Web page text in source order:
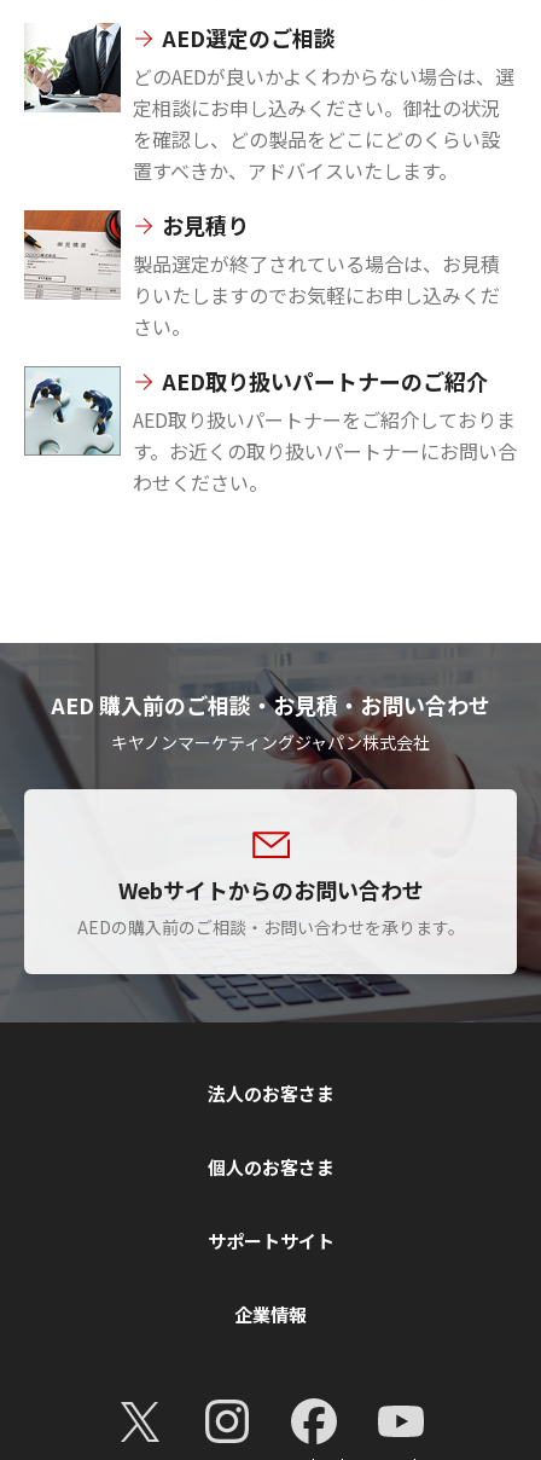
AED選定のご相談
どのAEDが良いかよくわからない場合は、選
定相談にお申し込みください。御社の状況
を確認し、どの製品をどこにどのくらい設
置すべきか、アドバイスいたします。
お見積り
製品選定が終了されている場合は、お見積
りいたしますのでお気軽にお申し込みくだ
さい。
AED取り扱いパートナーのご紹介
AED取り扱いパートナーをご紹介しておりま
す。お近くの取り扱いパートナーにお問い合
わせください。
AED 購入前のご相談・お見積・お問い合わせ
キヤノンマーケティングジャパン株式会社
Webサイトからのお問い合わせ
AEDの購入前のご相談・お問い合わせを承ります。
法人のお客さま
個人のお客さま
サポートサイト
企業情報